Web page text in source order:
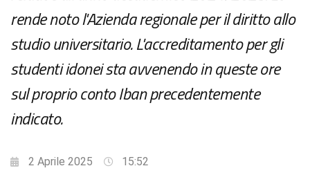
rende noto l'Azienda regionale per il diritto allo
studio universitario. L'accreditamento per gli
studenti idonei sta avvenendo in queste ore
sul proprio conto Iban precedentemente
indicato.
2 Aprile 2025
15:52